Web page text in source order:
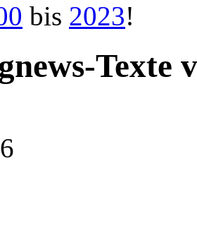
bis 2023!
Texte